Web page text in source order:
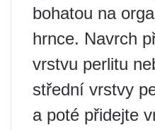
bohatou na
hrnce. Navrch
vrstvu perlitu
střední vrstvy
a poté přidejte